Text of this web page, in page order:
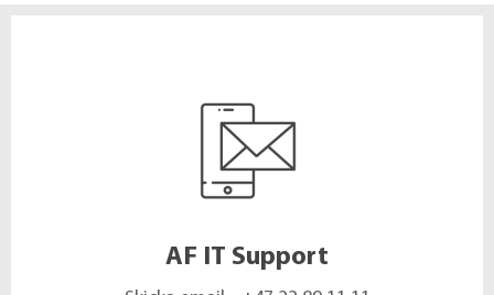
AF IT Support